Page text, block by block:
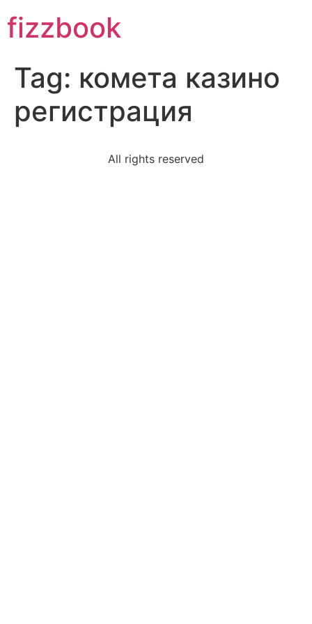
to
content
fizzbook
Tag: комета казино
регистрация
All rights reserved